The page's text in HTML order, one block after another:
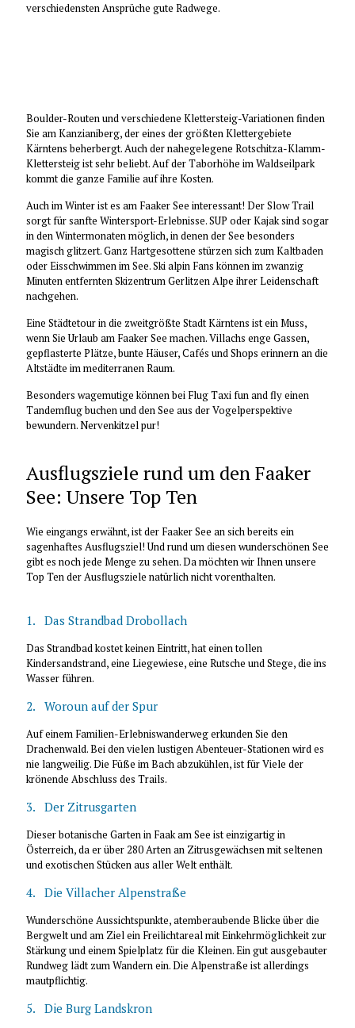
verschiedensten Ansprüche gute Radwege.
Boulder-Routen und verschiedene Klettersteig-Variationen finden
Sie am Kanzianiberg, der eines der größten Klettergebiete
Kärntens beherbergt. Auch der nahegelegene Rotschitza-Klamm-
Klettersteig ist sehr beliebt. Auf der Taborhöhe im Waldseilpark
kommt die ganze Familie auf ihre Kosten.
Auch im Winter ist es am Faaker See interessant! Der Slow Trail
sorgt für sanfte Wintersport-Erlebnisse. SUP oder Kajak sind sogar
in den Wintermonaten möglich, in denen der See besonders
magisch glitzert. Ganz Hartgesottene stürzen sich zum Kaltbaden
oder Eisschwimmen im See. Ski alpin Fans können im zwanzig
Minuten entfernten Skizentrum Gerlitzen Alpe ihrer Leidenschaft
nachgehen.
Eine Städtetour in die zweitgrößte Stadt Kärntens ist ein Muss,
wenn Sie Urlaub am Faaker See machen. Villachs enge Gassen,
gepflasterte Plätze, bunte Häuser, Cafés und Shops erinnern an die
Altstädte im mediterranen Raum.
Besonders wagemutige können bei Flug Taxi fun and fly einen
Tandemflug buchen und den See aus der Vogelperspektive
bewundern. Nervenkitzel pur!
Ausflugsziele rund um den Faaker
See: Unsere Top Ten
Wie eingangs erwähnt, ist der Faaker See an sich bereits ein
sagenhaftes Ausflugsziel! Und rund um diesen wunderschönen See
gibt es noch jede Menge zu sehen. Da möchten wir Ihnen unsere
Top Ten der Ausflugsziele natürlich nicht vorenthalten.
1. Das Strandbad Drobollach
Das Strandbad kostet keinen Eintritt, hat einen tollen
Kindersandstrand, eine Liegewiese, eine Rutsche und Stege, die ins
Wasser führen.
2. Woroun auf der Spur
Auf einem Familien-Erlebniswanderweg erkunden Sie den
Drachenwald. Bei den vielen lustigen Abenteuer-Stationen wird es
nie langweilig. Die Füße im Bach abzukühlen, ist für Viele der
krönende Abschluss des Trails.
3. Der Zitrusgarten
Dieser botanische Garten in Faak am See ist einzigartig in
Österreich, da er über 280 Arten an Zitrusgewächsen mit seltenen
und exotischen Stücken aus aller Welt enthält.
4. Die Villacher Alpenstraße
Wunderschöne Aussichtspunkte, atemberaubende Blicke über die
Bergwelt und am Ziel ein Freilichtareal mit Einkehrmöglichkeit zur
Stärkung und einem Spielplatz für die Kleinen. Ein gut ausgebauter
Rundweg lädt zum Wandern ein. Die Alpenstraße ist allerdings
mautpflichtig.
5. Die Burg Landskron